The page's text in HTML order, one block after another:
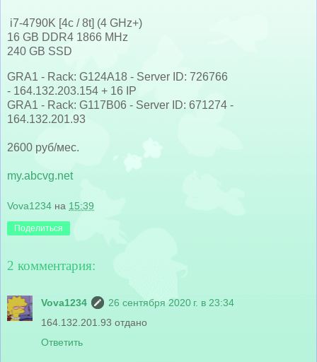
i7-4790K [4c / 8t] (4 GHz+)
16 GB DDR4 1866 MHz
240 GB SSD
GRA1 - Rack: G124A18 - Server ID: 726766
- 164.132.203.154 + 16 IP
GRA1 - Rack: G117B06 - Server ID: 671274 -
164.132.201.93
2600 руб/мес.
my.abcvg.net
Vova1234 на 15:39
Поделиться
2 комментария:
Vova1234
26 сентября 2020 г. в 23:34
164.132.201.93 отдано
Ответить